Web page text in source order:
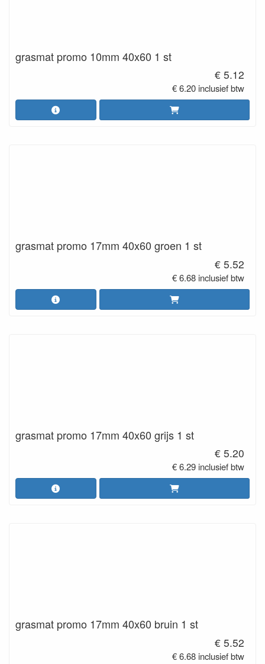
grasmat promo 10mm 40x60 1 st
€ 5.12
€ 6.20 inclusief btw
grasmat promo 17mm 40x60 groen 1 st
€ 5.52
€ 6.68 inclusief btw
grasmat promo 17mm 40x60 grijs 1 st
€ 5.20
€ 6.29 inclusief btw
grasmat promo 17mm 40x60 bruin 1 st
€ 5.52
€ 6.68 inclusief btw